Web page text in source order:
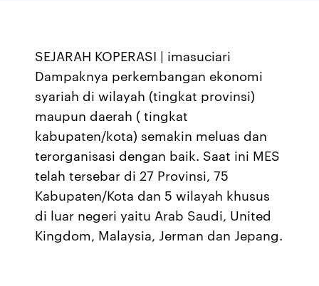
SEJARAH KOPERASI | imasuciari
Dampaknya perkembangan ekonomi
syariah di wilayah (tingkat provinsi)
maupun daerah ( tingkat
kabupaten/kota) semakin meluas dan
terorganisasi dengan baik. Saat ini MES
telah tersebar di 27 Provinsi, 75
Kabupaten/Kota dan 5 wilayah khusus
di luar negeri yaitu Arab Saudi, United
Kingdom, Malaysia, Jerman dan Jepang.